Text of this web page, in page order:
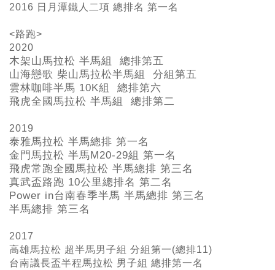
2016 日月潭鐵人二項 總排名 第一名
<路跑>
2020
木架山馬拉松 半馬組 總排第五
山海戀歌 柴山馬拉松半馬組 分組第五
雲林咖啡半馬 10K組 總排第六
飛虎全國馬拉松 半馬組 總排第二
2019
泰雅馬拉松 半馬總排 第一名
金門馬拉松 半馬M20-29組 第一名
飛虎常跑全國馬拉松 半馬總排 第三名
真武盃路跑 10公里總排名 第二名
Power in台南春季半馬 半馬總排 第三名
半馬總排 第三名
2017
高雄馬拉松 超半馬男子組 分組第一(總排11)
台南議長盃半程馬拉松 男子組 總排第一名